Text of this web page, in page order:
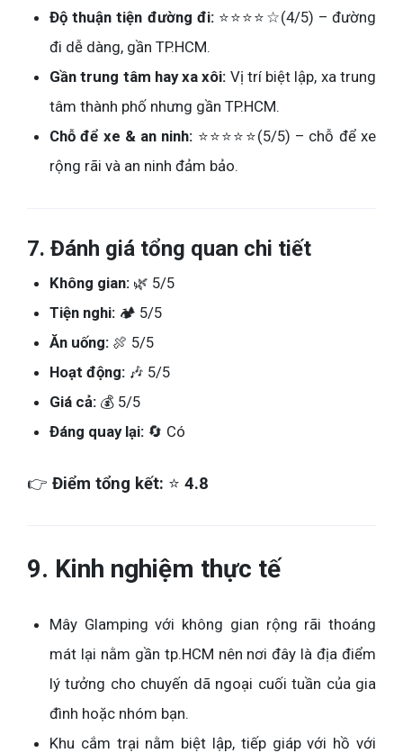
Độ thuận tiện đường đi:⭐⭐⭐⭐☆(4/5) – đường
đi dễ dàng, gần TP.HCM.
Gần trung tâm hay xa xôi: Vị trí biệt lập, xa trung
tâm thành phố nhưng gần TP.HCM.
Chỗ để xe & an ninh: ⭐⭐⭐⭐⭐(5/5) – chỗ để xe
rộng rãi và an ninh đảm bảo.
7. Đánh giá tổng quan chi tiết
Không gian: 🌿 5/5
Tiện nghi: 🏕️ 5/5
Ăn uống: 🍖 5/5
Hoạt động: 🎶 5/5
Giá cả: 💰 5/5
Đáng quay lại: 🔄 Có
👉 Điểm tổng kết: ⭐ 4.8
9. Kinh nghiệm thực tế
Mây Glamping với không gian rộng rãi thoáng
mát lại nằm gần tp.HCM nên nơi đây là địa điểm
lý tưởng cho chuyến dã ngoại cuối tuần của gia
đình hoặc nhóm bạn.
Khu cắm trại nằm biệt lập, tiếp giáp với hồ với